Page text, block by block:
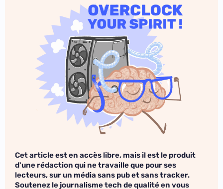
Cet article est en accès libre, mais il est le produit
d'une rédaction qui ne travaille que pour ses
lecteurs, sur un média sans pub et sans tracker.
Soutenez le journalisme tech de qualité en vous